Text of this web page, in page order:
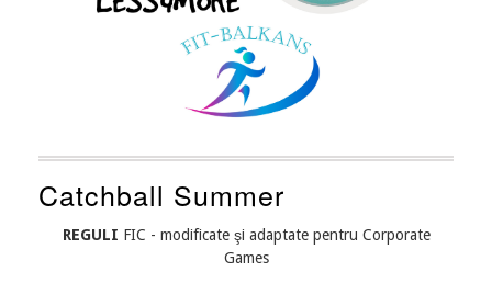
Catchball Summer
REGULI FIC - modificate şi adaptate pentru Corporate
Games